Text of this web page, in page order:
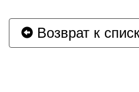
Возврат к